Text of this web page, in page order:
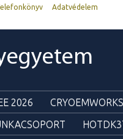
Adatvédelem
2026